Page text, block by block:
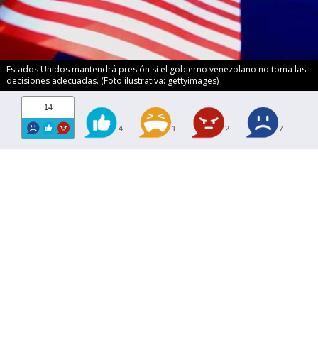
Estados Unidos mantendrá presión si el gobierno venezolano no toma las
decisiones adecuadas. (Foto ilustrativa: gettyimages)
14
4 1 2 7